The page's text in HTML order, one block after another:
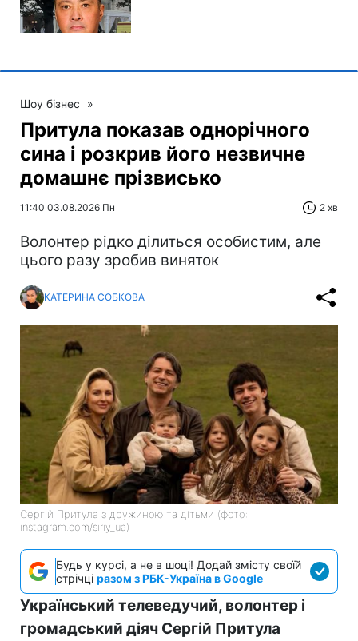
Шоу бізнес »
Притула показав однорічного
сина і розкрив його незвичне
домашнє прізвисько
11:40 03.08.2026 Пн 2 хв
Волонтер рідко ділиться особистим, але
цього разу зробив виняток
КАТЕРИНА СОБКОВА
Сергій Притула з дружиною та дітьми (фото:
instagram.com/siriy_ua)
Будь у курсі, а не в шоці! Додай змісту своїй
стрічці разом з РБК-Україна в Google
Український телеведучий, волонтер і
громадський діяч Сергій Притула